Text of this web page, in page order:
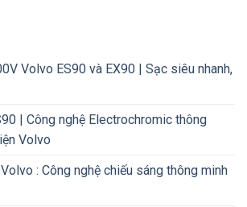
Volvo ES90 và EX90 | Sạc siêu nhanh,
| Công nghệ Electrochromic thông
Volvo
: Công nghệ chiếu sáng thông minh